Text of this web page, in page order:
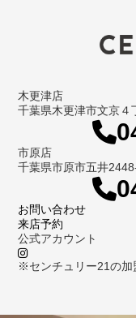
木更津店
千葉県木更津市文京４
市原店
千葉県市原市五井
お問い合わせ
来店予約
公式アカウント
※センチュリー21の加